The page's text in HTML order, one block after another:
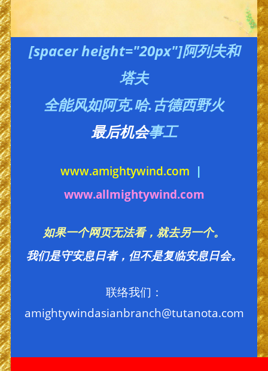
[spacer height="20px"]阿列夫和
塔夫
全能风如阿克.哈.古德西野火
最后机会事工
www.amightywind.com |
www.allmightywind.com
如果一个网页无法看，就去另一个。
我们是守安息日者，但不是复临安息日会。
联络我们：
amightywindasianbranch@tutanota.com